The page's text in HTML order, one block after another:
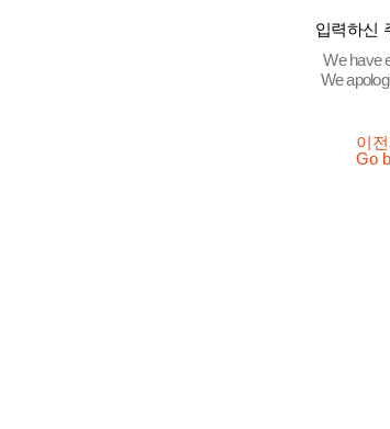
입력하신
We have
We
이
Go